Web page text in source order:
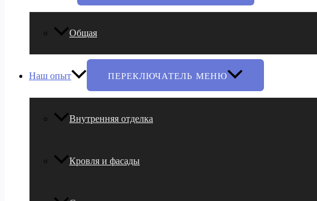
Общая
Наш опыт ПЕРЕКЛЮЧАТЕЛЬ МЕНЮ
Внутренняя отделка
Кровля и фасады